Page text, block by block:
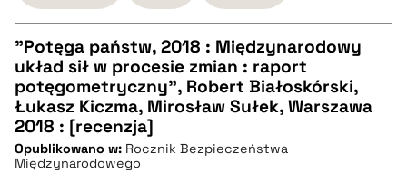
CZYSTY TEKST
pobierz cytat
"Potęga państw, 2018 : Międzynarodowy
układ sił w procesie zmian : raport
potęgometryczny", Robert Białoskórski,
Łukasz Kiczma, Mirosław Sułek, Warszawa
2018 : [recenzja]
Opublikowano w: Rocznik Bezpieczeństwa
Międzynarodowego